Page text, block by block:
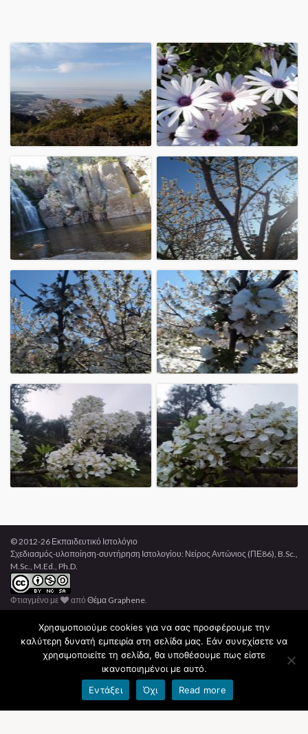
© 2012-26 Εκπαιδευτικό Ιστολόγιο
Σχεδιασμός-υλοποίηση-συντήρηση Ιστολογίου: Νείρος Αντώνιος (ΠΕ86), B.Sc.,
M.Sc., M.Ed., Ph.D.
Φτιαγμένο με απόΘέμα Graphene
Όροι χρήσης blogs.sch.gr|Δήλωση προσβασιμότητας
Χρησιμοποιούμε cookies για να σας προσφέρουμε την
καλύτερη δυνατή εμπειρία στη σελίδα μας. Εάν συνεχίσετε να
χρησιμοποιείτε τη σελίδα, θα υποθέσουμε πως είστε
ικανοποιημένοι με αυτό.
Εντάξει
Όχι Read more